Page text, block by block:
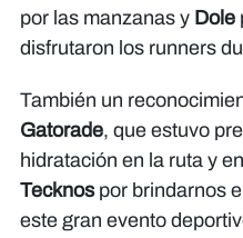
por las manzanas y Dole
disfrutaron los runners
También un
Gatorade, que estuvo
hidratación en la ruta y
Tecknospor brindarnos
este gran evento